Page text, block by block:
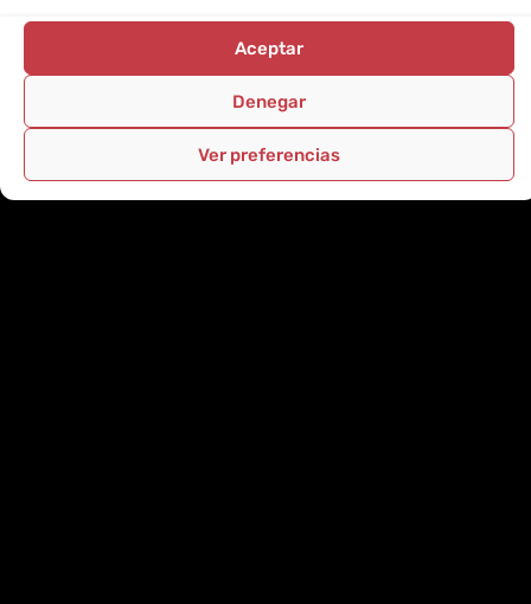
Aceptar
Denegar
Ver preferencias